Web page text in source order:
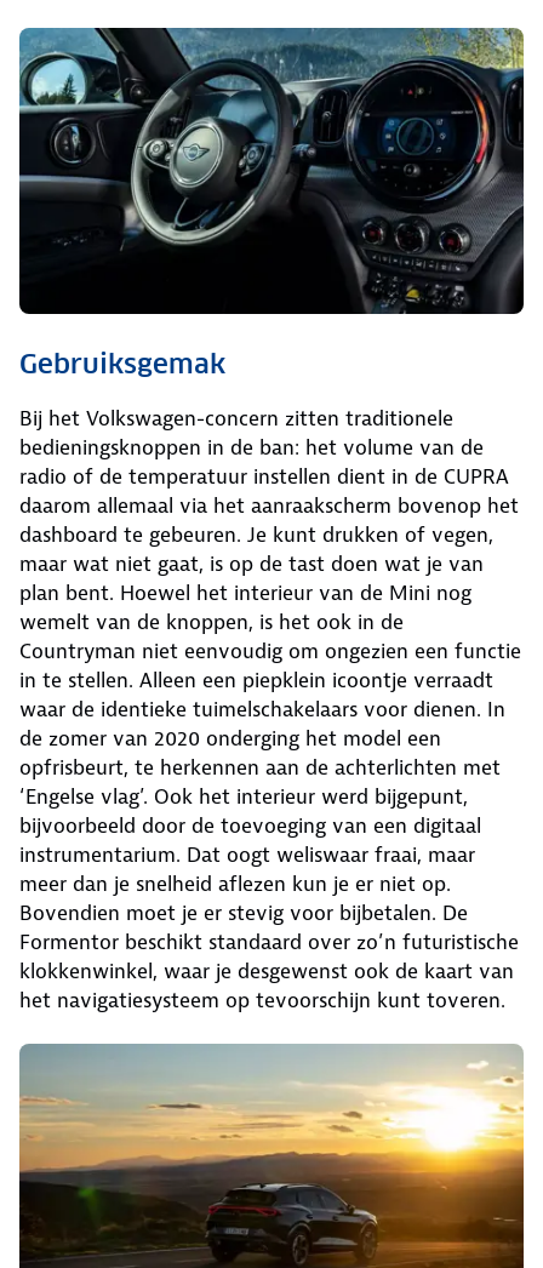
Gebruiksgemak
Bij het Volkswagen-concern zitten traditionele
bedieningsknoppen in de ban: het volume van de
radio of de temperatuur instellen dient in de CUPRA
daarom allemaal via het aanraakscherm bovenop het
dashboard te gebeuren. Je kunt drukken of vegen,
maar wat niet gaat, is op de tast doen wat je van
plan bent. Hoewel het interieur van de Mini nog
wemelt van de knoppen, is het ook in de
Countryman niet eenvoudig om ongezien een functie
in te stellen. Alleen een piepklein icoontje verraadt
waar de identieke tuimelschakelaars voor dienen. In
de zomer van 2020 onderging het model een
opfrisbeurt, te herkennen aan de achterlichten met
‘Engelse vlag’. Ook het interieur werd bijgepunt,
bijvoorbeeld door de toevoeging van een digitaal
instrumentarium. Dat oogt weliswaar fraai, maar
meer dan je snelheid aflezen kun je er niet op.
Bovendien moet je er stevig voor bijbetalen. De
Formentor beschikt standaard over zo’n futuristische
klokkenwinkel, waar je desgewenst ook de kaart van
het navigatiesysteem op tevoorschijn kunt toveren.